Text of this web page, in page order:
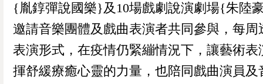
{胤錞彈說國樂}及10場戲劇說演劇場{朱陸
邀請音樂團體及戲曲表演者共同參與，每周
表演形式，在疫情仍緊繃情況下，讓藝術表
揮舒緩療癒心靈的力量，也陪同戲曲演員及